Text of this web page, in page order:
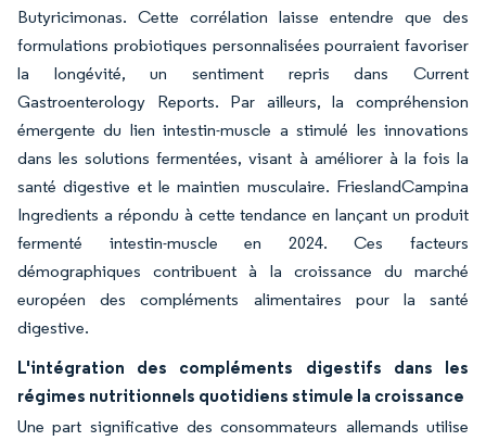
Butyricimonas. Cette corrélation laisse entendre que des
formulations probiotiques personnalisées pourraient favoriser
la longévité, un sentiment repris dans Current
Gastroenterology Reports. Par ailleurs, la compréhension
émergente du lien intestin-muscle a stimulé les innovations
dans les solutions fermentées, visant à améliorer à la fois la
santé digestive et le maintien musculaire. FrieslandCampina
Ingredients a répondu à cette tendance en lançant un produit
fermenté intestin-muscle en 2024. Ces facteurs
démographiques contribuent à la croissance du marché
européen des compléments alimentaires pour la santé
digestive.
L'intégration des compléments digestifs dans les
régimes nutritionnels quotidiens stimule la croissance
Une part significative des consommateurs allemands utilise